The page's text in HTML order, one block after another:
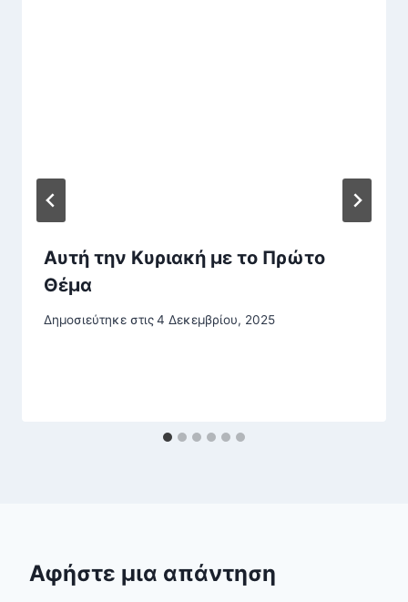
Αυτή την Κυριακή με το Πρώτο
Θέμα
Δημοσιεύτηκε στις4 Δεκεμβρίου, 2025
Αφήστε μια απάντηση